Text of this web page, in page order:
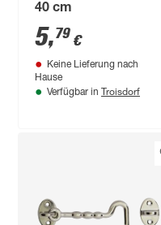
40 cm
5,79 €
Keine Lieferung nach
Hause
Verfügbar in Troisdorf